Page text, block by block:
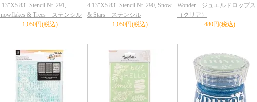
Stencil Nr. 291,
& Trees ステンシル
1,050円(税込)
4.13"X5.83" Stencil Nr. 290, Snow
& Stars ステンシル
1,050円(税込)
Wonder ジュエルドロップス
（クリア）
480円(税込)